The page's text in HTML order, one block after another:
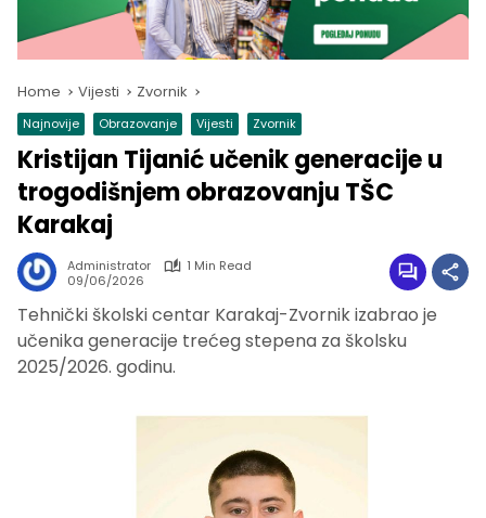
Home Vijesti Zvornik
Najnovije Obrazovanje Vijesti Zvornik
Kristijan Tijanić učenik generacije u
trogodišnjem obrazovanju TŠC
Karakaj
Administrator
1 Min Read
09/06/2026
Tehnički školski centar Karakaj-Zvornik izabrao je
učenika generacije trećeg stepena za školsku
2025/2026. godinu.